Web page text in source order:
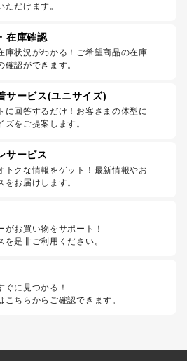
ただけます。
在庫確認
庫状況がわかる！ご希望商品の在庫
認ができます。
サービス(ユニサイズ)
に回答するだけ！お客さまの体型に
ズをご提案します。
サービス
トクな情報をゲット！最新情報やお
お届けします。
がお買い物をサポート！
を是非ご利用ください。
ぐに見つかる！
こちらからご確認できます。